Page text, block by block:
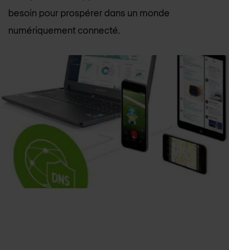
besoin pour prospérer dans un monde
numériquement connecté.